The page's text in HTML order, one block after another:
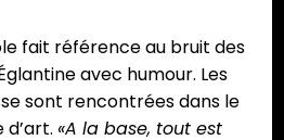
fait référence au bruit des
avec humour. Les
sont rencontrées dans le
«A la base, tout est